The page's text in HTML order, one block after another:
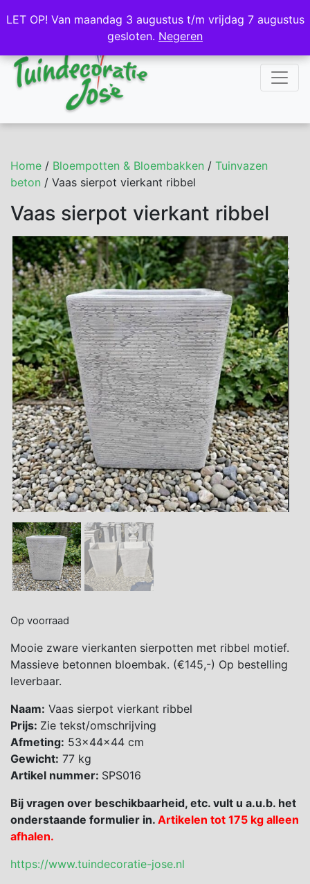
NL DE
Home / Bloempotten & Bloembakken / Tuinvazen
beton / Vaas sierpot vierkant ribbel
Vaas sierpot vierkant ribbel
Op voorraad
Mooie zware vierkanten sierpotten met ribbel motief.
Massieve betonnen bloembak. (€145,-) Op bestelling
leverbaar.
Naam: Vaas sierpot vierkant ribbel
Prijs: Zie tekst/omschrijving
Afmeting: 53x44x44 cm
Gewicht: 77 kg
Artikel nummer: SPS016
Bij vragen over beschikbaarheid, etc. vult u a.u.b. het
onderstaande formulier in. Artikelen tot 175 kg alleen
afhalen.
https://www.tuindecoratie-jose.nl
LET OP! Van maandag 3 augustus t/m vrijdag 7 augustus
gesloten. Negeren
LET OP! Van maandag 3 augustus t/m vrijdag 7 augustus
gesloten. Negeren